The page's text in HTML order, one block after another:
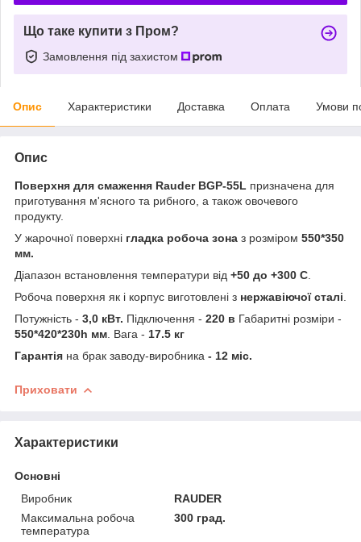
Що таке купити з Пром?
Замовлення під захистом
Опис Характеристики Доставка Оплата Умови
Опис
Поверхня для смаження Rauder BGP-55L призначена для
приготування м'ясного та рибного, а також овочевого
продукту.
У жарочної поверхні гладка робоча зона з розміром 550*350
мм.
Діапазон встановлення температури від +50 до +300 С
Робоча поверхня як і корпус виготовлені з нержавіючої сталі
Потужність - 3,0 кВт. Підключення - 220 в Габаритні розміри -
550*420*230h мм . Вага - 17.5 кг
Гарантія на брак заводу-виробника - 12 міс.
Приховати
Характеристики
Основні
Виробник
RAUDER
Максимальна робоча
температура
300 град.